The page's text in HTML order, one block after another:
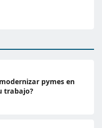
pymes en
trabajo?